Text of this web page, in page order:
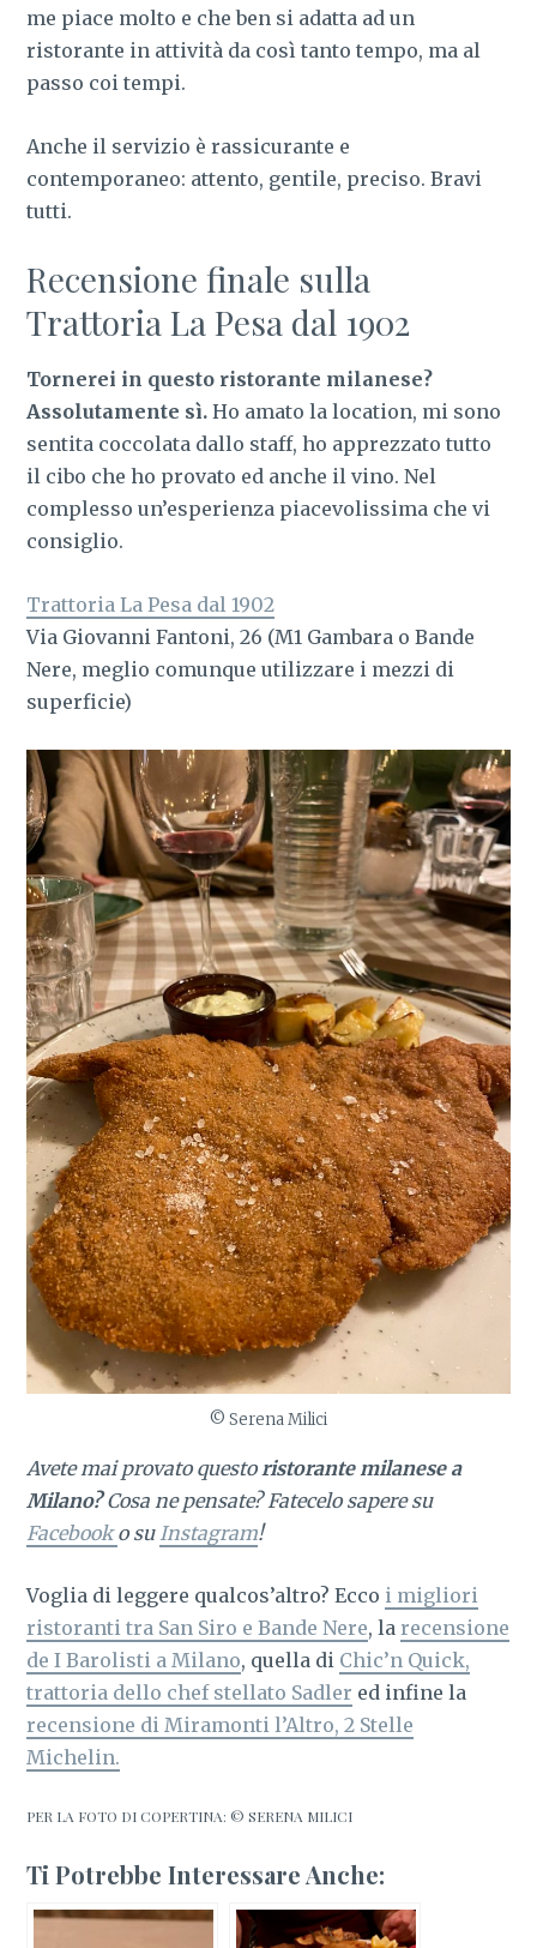
me piace molto e che ben si adatta ad un
ristorante in attività da così tanto tempo, ma al
passo coi tempi.
Anche il servizio è rassicurante e
contemporaneo: attento, gentile, preciso. Bravi
tutti.
Recensione finale sulla
Trattoria La Pesa dal 1902
Tornerei in questo ristorante milanese?
Assolutamente sì.Ho amato la location, mi sono
sentita coccolata dallo staff, ho apprezzato tutto
il cibo che ho provato ed anche il vino. Nel
complesso un’esperienza piacevolissima che vi
consiglio.
Trattoria La Pesa dal 1902
Via Giovanni Fantoni, 26 (M1 Gambara o Bande
Nere, meglio comunque utilizzare i mezzi di
superficie)
© Serena Milici
Avete mai provato questo ristorante milanese a
Milano?Cosa ne pensate? Fatecelo sapere su
Facebooko su Instagram!
Voglia di leggere qualcos’altro? Ecco i migliori
ristoranti tra San Siro e Bande Nere, la recensione
de I Barolisti a Milano, quella di Chic’n Quick,
trattoria dello chef stellato Sadler ed infine la
recensione di Miramonti l’Altro, 2 Stelle
Michelin.
PER LA FOTO DI COPERTINA: © SERENA MILICI
Ti Potrebbe Interessare Anche: